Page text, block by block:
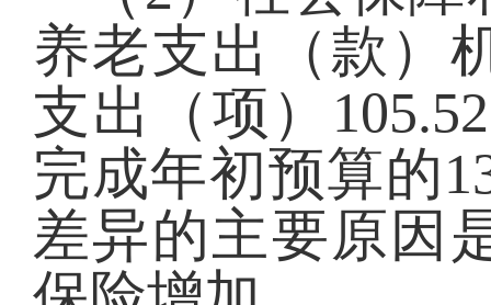
养老支出（款）
支出（项）
完成年初预算的
差异的主要原因